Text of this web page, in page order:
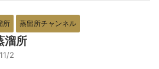
所 蒸留所チャンネル
溜所
2